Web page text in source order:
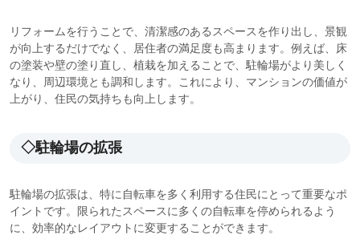
リフォームを行うことで、清潔感のあるスペースを作り出し、景観
が向上するだけでなく、居住者の満足度も高まります。例えば、床
の塗装や壁の塗り直し、植栽を加えることで、駐輪場がより美しく
なり、周辺環境とも調和します。これにより、マンションの価値が
上がり、住民の気持ちも向上します。
◇駐輪場の拡張
駐輪場の拡張は、特に自転車を多く利用する住民にとって重要なポ
イントです。限られたスペースに多くの自転車を停められるよう
に、効率的なレイアウトに変更することができます。